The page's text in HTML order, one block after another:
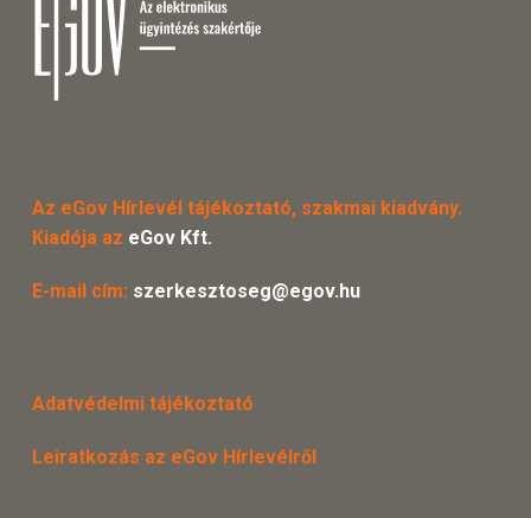
Az eGov Hírlevél tájékoztató, szakmai kiadvány.
Kiadója az eGov Kft.
E-mail cím: szerkesztoseg@egov.hu
Adatvédelmi tájékoztató
Leiratkozás az eGov Hírlevélről